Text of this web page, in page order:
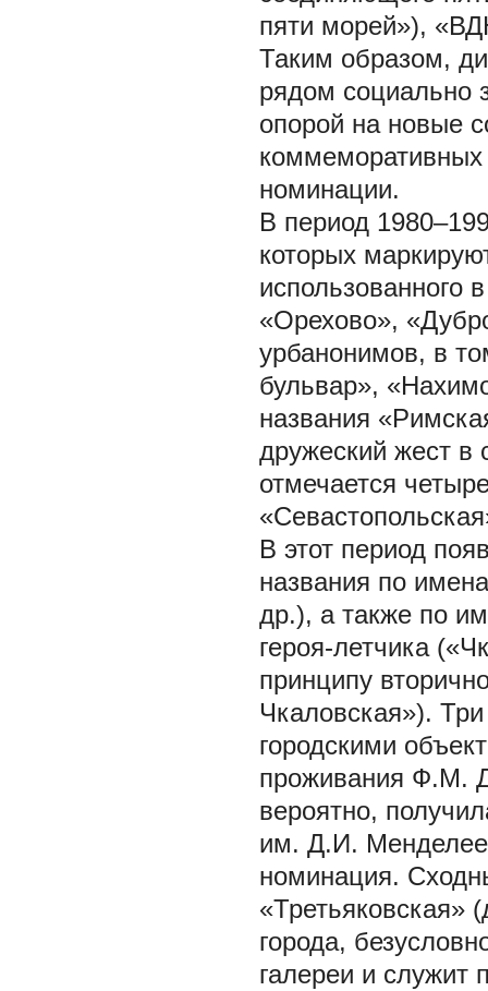
пяти морей»),
Таким образом,
рядом социально
опорой на новые
коммеморативных
номинации.
В период
которых
использованного
«Орехово»,
урбанонимов, в
бульвар»,
названия
дружеский жест в
отмечается
В этот период
названия по
др.), а также по
героя-летчика
принципу
Чкаловская»).
городскими
проживания Ф.М.
вероятно,
им. Д.И.
номинация.
«Третьяковская»
города,
галереи и служит